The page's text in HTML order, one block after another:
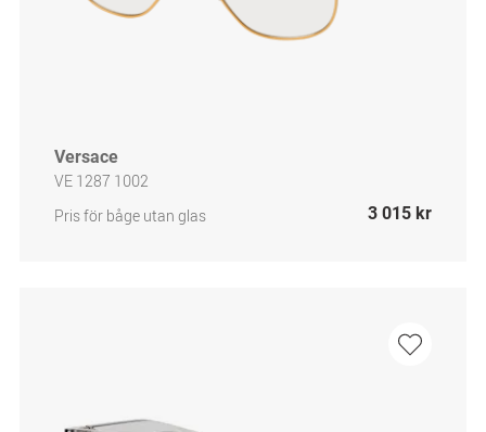
Versace
VE 1287 1002
Pris för båge utan glas
3 015 kr